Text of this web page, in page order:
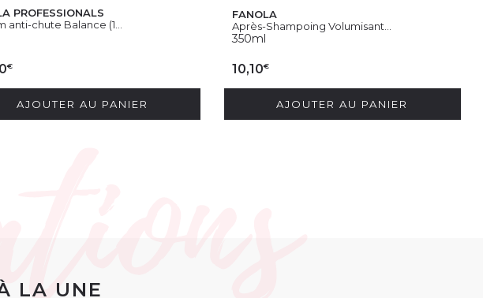
PROFESSIONALS
anti-chute Balance (1...
€
AJOUTER AU PANIER
FANOLA
Après-Shampoing Volumisant...
350ml
10,10€
AJOUTER AU PANIER
LA UNE